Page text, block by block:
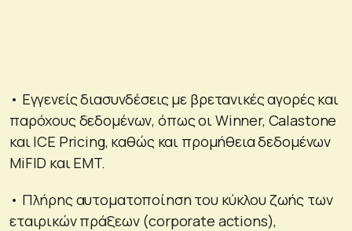
• Εγγενείς διασυνδέσεις με βρετανικές αγορές και
παρόχους δεδομένων, όπως οι Winner, Calastone
και ICE Pricing, καθώς και προμήθεια δεδομένων
MiFID και EMT.
• Πλήρης αυτοματοποίηση του κύκλου ζωής των
εταιρικών πράξεων (corporate actions),